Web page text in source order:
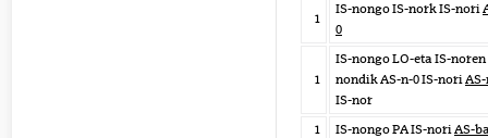
1
IS-nongo IS-nork IS-nori
0
1
IS-nongo LO-eta IS-noren
nondik AS-n-0 IS-nori
IS-nor
1
IS-nongo PA IS-noriAS-